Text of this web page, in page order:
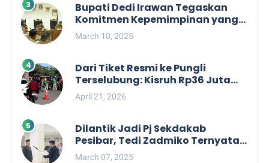
Bupati Dedi Irawan Tegaskan
Komitmen Kepemimpinan yang
Berpihak kepada Masyarakat
dalam Rapat Koordinasi OPD
March 10, 2025
Dari Tiket Resmi ke Pungli
Terselubung: Kisruh Rp36 Juta
Pengelolaan Tiket Pantai
Labuhan Jukung
April 21, 2026
Dilantik Jadi Pj Sekdakab
Pesibar, Tedi Zadmiko Ternyata
Punya Rekam Jejak Gemilang
March 07, 2025